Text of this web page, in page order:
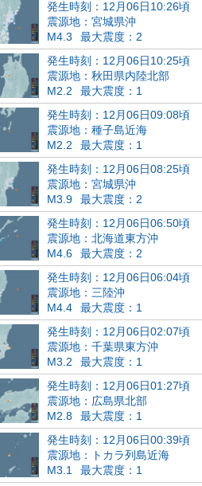
発生時刻：12月06日10:26頃
震源地：宮城県沖
M4.3
最大震度：2
発生時刻：12月06日10:25頃
震源地：秋田県内陸北部
M2.2
最大震度：1
発生時刻：12月06日09:08頃
震源地：種子島近海
M2.2
最大震度：1
発生時刻：12月06日08:25頃
震源地：宮城県沖
M3.9
最大震度：2
発生時刻：12月06日06:50頃
震源地：北海道東方沖
M4.6
最大震度：2
発生時刻：12月06日06:04頃
震源地：三陸沖
M4.4
最大震度：1
発生時刻：12月06日02:07頃
震源地：千葉県東方沖
M3.2
最大震度：1
発生時刻：12月06日01:27頃
震源地：広島県北部
M2.8
最大震度：1
発生時刻：12月06日00:39頃
震源地：トカラ列島近海
M3.1
最大震度：1